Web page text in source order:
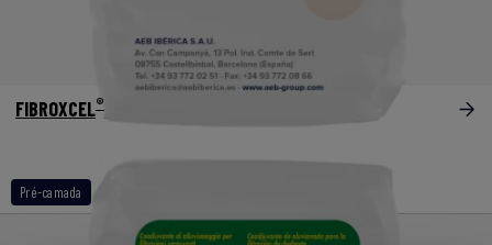
Pré-camada
FIBROXCEL®